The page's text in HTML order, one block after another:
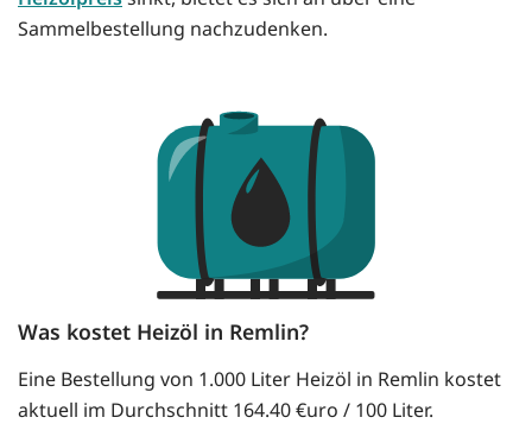
Sammelbestellung nachzudenken.
Was kostet Heizöl in Remlin?
Eine Bestellung von 1.000 Liter Heizöl in Remlin kostet
aktuell im Durchschnitt 164.40 €uro / 100 Liter.